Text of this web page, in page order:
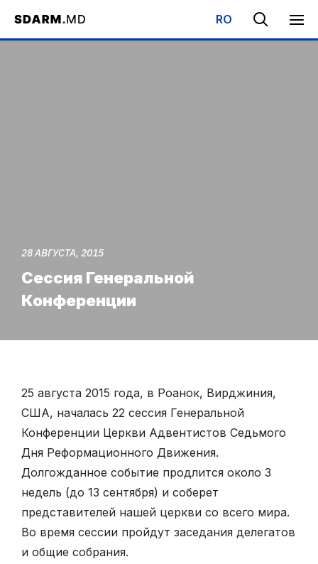
RO
Начало / События / Сессия Генеральной Конференции
28 АВГУСТА, 2015
Сессия Генеральной
Конференции
25 августа 2015 года, в Роанок, Вирджиния,
США, началась 22 сессия Генеральной
Конференции Церкви Адвентистов Седьмого
Дня Реформационного Движения.
Долгожданное событие продлится около 3
недель (до 13 сентября) и соберет
представителей нашей церкви со всего мира.
Во время сессии пройдут заседания делегатов
и общие собрания.